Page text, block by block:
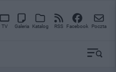
TV Galeria Katalog RSS Facebook Poczta